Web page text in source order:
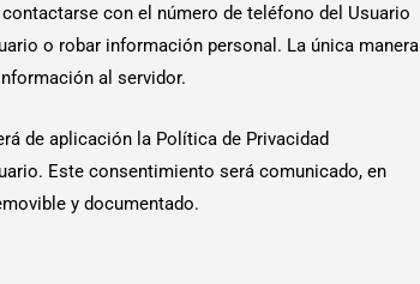
con el número de teléfono del Usuario
o robar información personal. La única manera
al servidor.
de aplicación la Política de Privacidad
Este consentimiento será comunicado, en
y documentado.